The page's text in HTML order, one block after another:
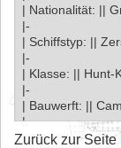
Zurück zur Seite